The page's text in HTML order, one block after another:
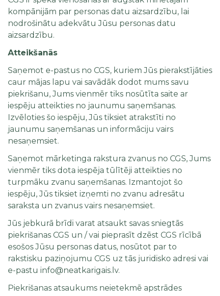
kompānijām par personas datu aizsardzību, lai
nodrošinātu adekvātu Jūsu personas datu
aizsardzību.
Atteikšanās
Saņemot e-pastus no CGS, kuriem Jūs pierakstījāties
caur mājas lapu vai savādāk dodot mums savu
piekrišanu, Jums vienmēr tiks nosūtīta saite ar
iespēju atteikties no jaunumu saņemšanas.
Izvēloties šo iespēju, Jūs tiksiet atrakstīti no
jaunumu saņemšanas un informāciju vairs
nesaņemsiet.
Saņemot mārketinga rakstura zvanus no CGS, Jums
vienmēr tiks dota iespēja tūlītēji atteikties no
turpmāku zvanu saņemšanas. Izmantojot šo
iespēju, Jūs tiksiet izņemti no zvanu adresātu
saraksta un zvanus vairs nesaņemsiet.
Jūs jebkurā brīdi varat atsaukt savas sniegtās
piekrišanas CGS un / vai pieprasīt dzēst CGS rīcībā
esošos Jūsu personas datus, nosūtot par to
rakstisku paziņojumu CGS uz tās juridisko adresi vai
e-pastu info@neatkarigais.lv.
Piekrišanas atsaukums neietekmē apstrādes